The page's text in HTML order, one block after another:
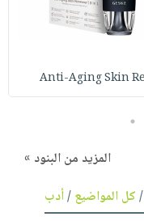
Anti-Aging Skin Re
5
المزيد من البنود »
كل المواضيع/أدب